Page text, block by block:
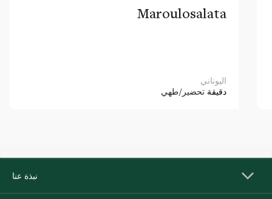
Maroulosalata
اليوناني
دقيقة تحضير/طهي
نبذة عنا